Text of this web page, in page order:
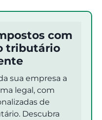
com
tributário
sua empresa a
legal, com
de
Descubra